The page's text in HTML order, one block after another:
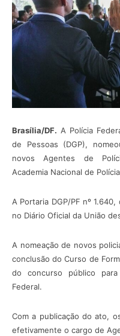
Brasília/DF. A Polícia
de Pessoas (DGP),
novos Agentes de
Academia Nacional de
A Portaria DGP/PF nº
no Diário Oficial da União
A nomeação de novos
conclusão do Curso de
do concurso público
Federal.
Com a publicação do ato,
efetivamente o cargo de